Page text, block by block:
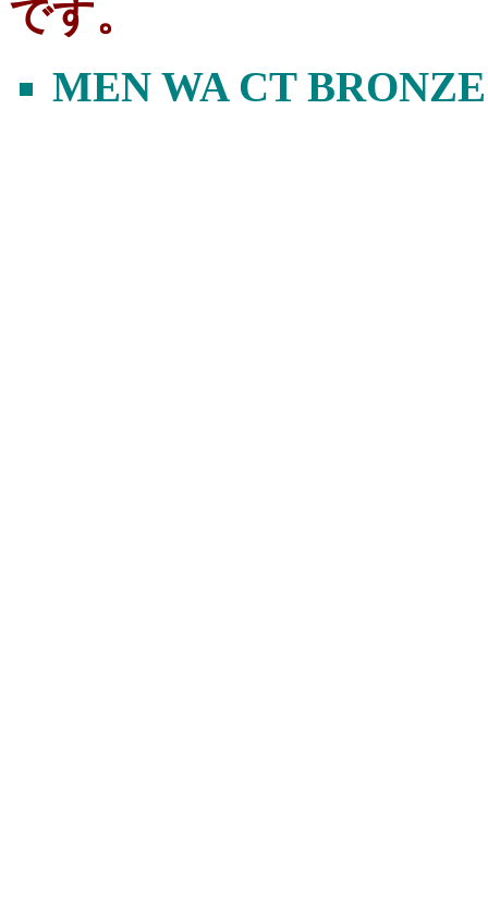
です。
MEN WA CT